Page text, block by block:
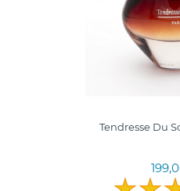
Tendresse Du